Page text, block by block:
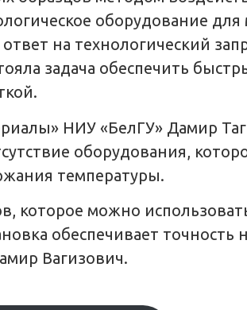
оборудование для
на технологический
задача обеспечить
НИУ «БелГУ» Дамир
оборудования,
температуры.
которое можно
обеспечивает точность
Вагизович.